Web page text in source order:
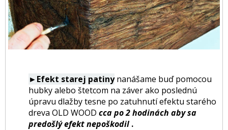
►Efekt starej patinynanášame buď pomocou
hubky alebo štetcom na záver ako poslednú
úpravu dlažby tesne po zatuhnutí efektu starého
dreva OLD WOOD cca po 2 hodinách aby sa
predošlý efekt nepoškodil.